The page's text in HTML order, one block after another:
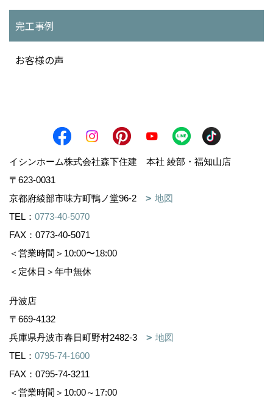
完工事例
お客様の声
イシンホーム株式会社森下住建 本社 綾部・福知山店
〒623-0031
京都府綾部市味方町鴨ノ堂96-2
地図
TEL： 0773-40-5070
FAX：0773-40-5071
＜営業時間＞10:00〜18:00
＜定休日＞年中無休
丹波店
〒669-4132
兵庫県丹波市春日町野村2482-3
地図
TEL： 0795-74-1600
FAX：0795-74-3211
＜営業時間＞10:00～17:00